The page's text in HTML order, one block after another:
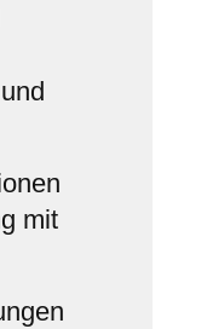
mit